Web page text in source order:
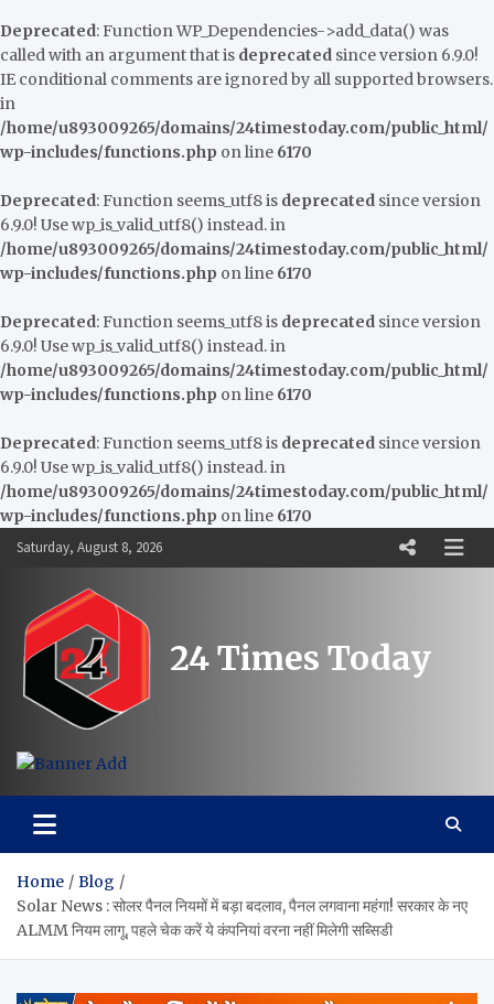
Deprecated: Function WP_Dependencies->add_data() was
called with an argument that is deprecated since version 6.9.0!
IE conditional comments are ignored by all supported browsers.
in
/home/u893009265/domains/24timestoday.com/public_html/
wp-includes/functions.php on line 6170
Deprecated: Function seems_utf8 is deprecated since version
6.9.0! Use wp_is_valid_utf8() instead. in
/home/u893009265/domains/24timestoday.com/public_html/
wp-includes/functions.php on line 6170
Deprecated: Function seems_utf8 is deprecated since version
6.9.0! Use wp_is_valid_utf8() instead. in
/home/u893009265/domains/24timestoday.com/public_html/
wp-includes/functions.php on line 6170
Deprecated: Function seems_utf8 is deprecated since version
6.9.0! Use wp_is_valid_utf8() instead. in
/home/u893009265/domains/24timestoday.com/public_html/
wp-includes/functions.php on line 6170
SkipSaturday, August 8, 2026
24 Times Today
Home
Blog
Solar News : सोलर पैनल नियमों में बड़ा बदलाव, पैनल लगवाना महंगा! सरकार के नए
ALMM नियम लागू, पहले चेक करें ये कंपनियां वरना नहीं मिलेगी सब्सिडी